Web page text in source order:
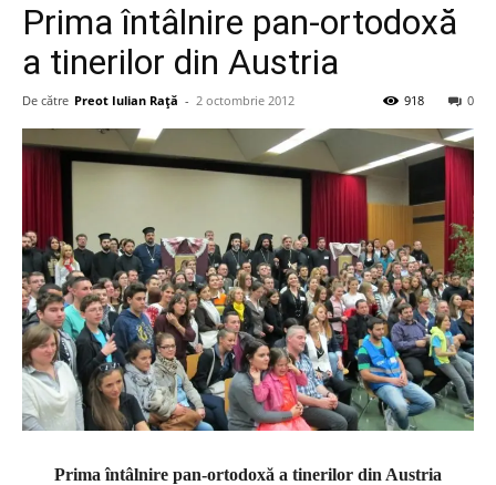
Prima întâlnire pan-ortodoxă
a tinerilor din Austria
De către Preot Iulian Raţă - 2 octombrie 2012 0
918
Prima întâlnire pan-ortodoxă a tinerilor din Austria